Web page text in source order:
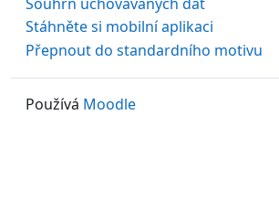
Stáhněte si mobilní aplikaci
Přepnout do standardního motivu
Používá Moodle